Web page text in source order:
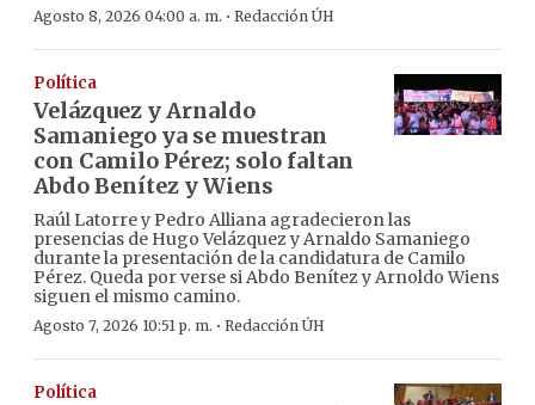
Agosto 8, 2026 04:00 a. m. · Redacción ÚH
Política
Velázquez y Arnaldo
Samaniego ya se muestran
con Camilo Pérez; solo faltan
Abdo Benítez y Wiens
Raúl Latorre y Pedro Alliana agradecieron las
presencias de Hugo Velázquez y Arnaldo Samaniego
durante la presentación de la candidatura de Camilo
Pérez. Queda por verse si Abdo Benítez y Arnoldo Wiens
siguen el mismo camino.
Agosto 7, 2026 10:51 p. m. · Redacción ÚH
Política